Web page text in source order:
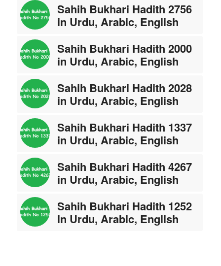
Sahih Bukhari Hadith 2756
in Urdu, Arabic, English
Sahih Bukhari Hadith 2000
in Urdu, Arabic, English
Sahih Bukhari Hadith 2028
in Urdu, Arabic, English
Sahih Bukhari Hadith 1337
in Urdu, Arabic, English
Sahih Bukhari Hadith 4267
in Urdu, Arabic, English
Sahih Bukhari Hadith 1252
in Urdu, Arabic, English